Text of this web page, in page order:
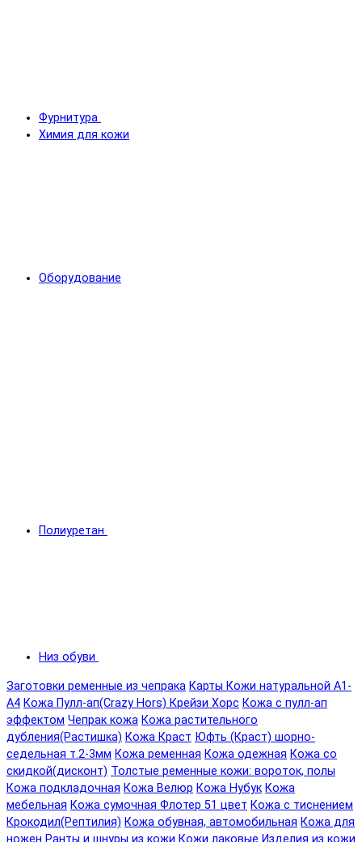
Фурнитура
Химия для кожи
Оборудование
Полиуретан
Низ обуви
Заготовки ременные из чепрака Карты Кожи натуральной А1-
А4 Кожа Пулл-ап(Crazy Hors) Крейзи Хорс Кожа с пулл-ап
эффектом Чепрак кожа Кожа растительного
дубления(Растишка) Кожа Краст Юфть (Краст) шорно-
седельная т.2-3мм Кожа ременная Кожа одежная Кожа со
скидкой(дисконт) Толстые ременные кожи: вороток, полы
Кожа подкладочная Кожа Велюр Кожа Нубук Кожа
мебельная Кожа сумочная Флотер 51 цвет Кожа с тиснением
Крокодил(Рептилия) Кожа обувная, автомобильная Кожа для
ножен Ранты и шнуры из кожи Кожи лаковые Изделия из кожи